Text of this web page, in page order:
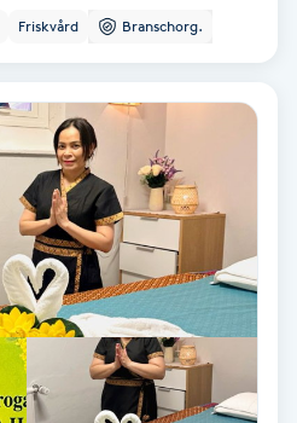
Friskvård Branschorg.